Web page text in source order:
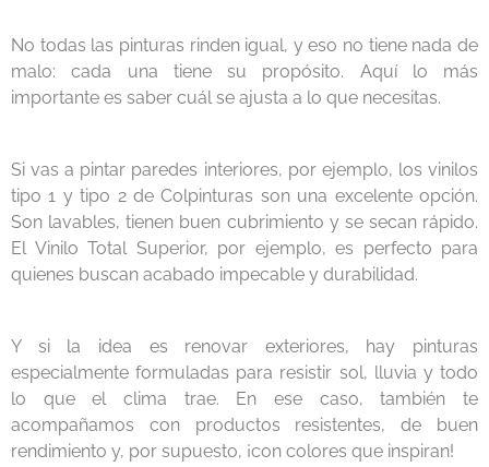
No todas las pinturas rinden igual, y eso no tiene nada de
malo: cada una tiene su propósito. Aquí lo más
importante es saber cuál se ajusta a lo que necesitas.
Si vas a pintar paredes interiores, por ejemplo, los vinilos
tipo 1 y tipo 2 de Colpinturas son una excelente opción.
Son lavables, tienen buen cubrimiento y se secan rápido.
El Vinilo Total Superior, por ejemplo, es perfecto para
quienes buscan acabado impecable y durabilidad.
Y si la idea es renovar exteriores, hay pinturas
especialmente formuladas para resistir sol, lluvia y todo
lo que el clima trae. En ese caso, también te
acompañamos con productos resistentes, de buen
rendimiento y, por supuesto, ¡con colores que inspiran!